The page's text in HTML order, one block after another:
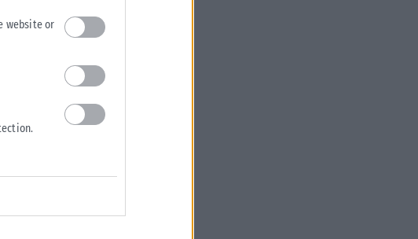
website or